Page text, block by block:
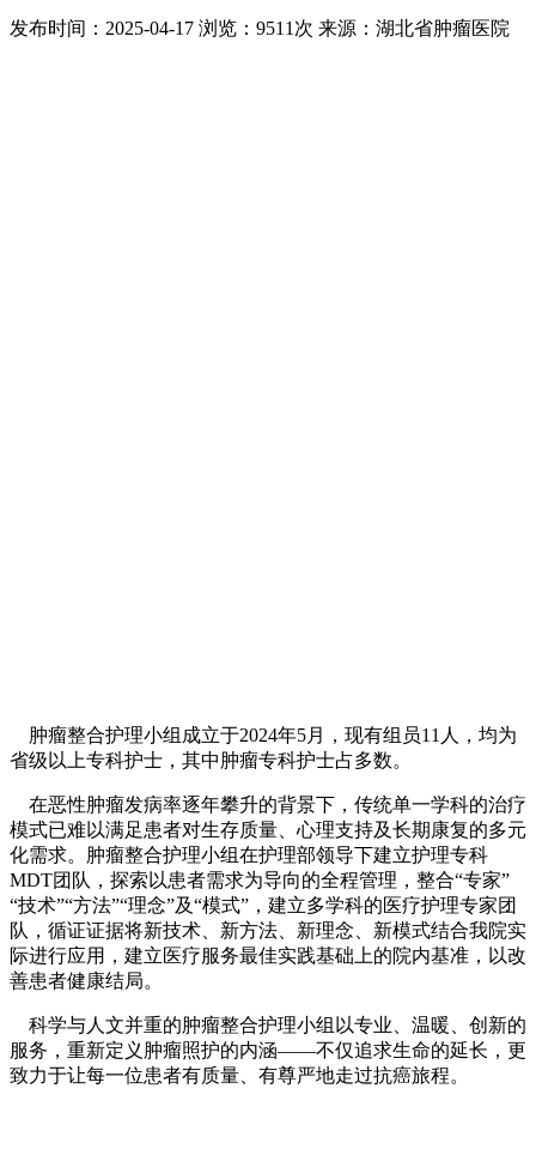
发布时间：2025-04-17 浏览：9511次 来源：湖北省肿瘤医院
肿瘤整合护理小组成立于2024年5月，现有组员11人，均为
省级以上专科护士，其中肿瘤专科护士占多数。
在恶性肿瘤发病率逐年攀升的背景下，传统单一学科的治疗
模式已难以满足患者对生存质量、心理支持及长期康复的多元
化需求。肿瘤整合护理小组在护理部领导下建立护理专科
MDT团队，探索以患者需求为导向的全程管理，整合“专家”
“技术”“方法”“理念”及“模式”，建立多学科的医疗护理专家团
队，循证证据将新技术、新方法、新理念、新模式结合我院实
际进行应用，建立医疗服务最佳实践基础上的院内基准，以改
善患者健康结局。
科学与人文并重的肿瘤整合护理小组以专业、温暖、创新的
服务，重新定义肿瘤照护的内涵——不仅追求生命的延长，更
致力于让每一位患者有质量、有尊严地走过抗癌旅程。